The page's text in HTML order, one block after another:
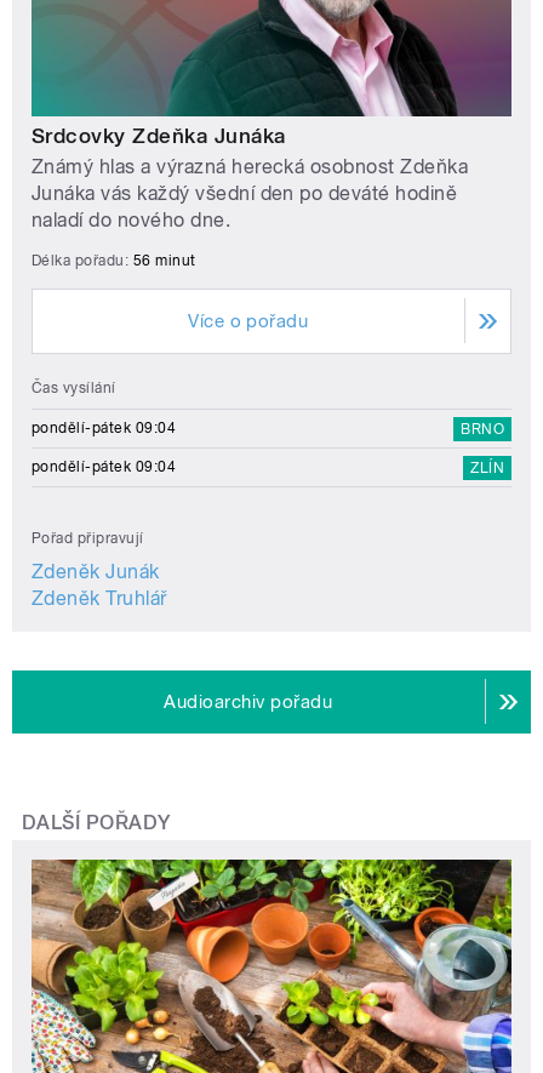
Srdcovky Zdeňka Junáka
Známý hlas a výrazná herecká osobnost Zdeňka
Junáka vás každý všední den po deváté hodině
naladí do nového dne.
Délka pořadu: 56 minut
Více o pořadu
Čas vysílání
pondělí-pátek 09:04 BRNO
pondělí-pátek 09:04 ZLÍN
Pořad připravují
Zdeněk Junák
Zdeněk Truhlář
Audioarchiv pořadu
DALŠÍ POŘADY